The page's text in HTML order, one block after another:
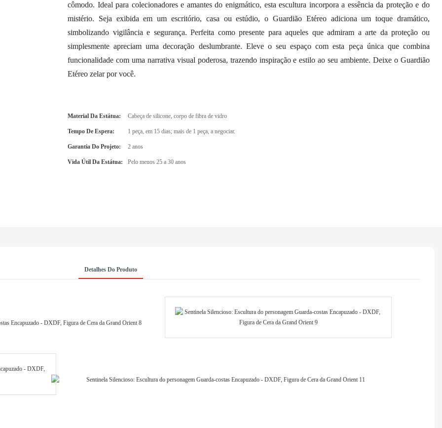
cômodo. Ideal para colecionadores e amantes do enigmático, esta escultura incorpora a essência da proteção e do
mistério. Seja exibida em um escritório, casa ou estúdio, o Guardião Etéreo adiciona um toque dramático,
simbolizando vigilância e segurança. Perfeita como presente para aqueles que admiram a arte da proteção ou
simplesmente apreciam uma decoração deslumbrante. Eleve o seu espaço com esta peça única que combina
funcionalidade com uma narrativa visual poderosa, trazendo inspiração e estilo ao seu ambiente. Deixe o Guardião
Etéreo zelar por você.
Material Da Estátua: Cabeça de silicone, corpo de fibra de vidro
Tempo De Espera: 1 peça, em 15 dias; mais de 1 peça, a negociar.
Garantia Do Projeto: 2 anos
Vida Útil Da Estátua: Pelo menos 25 a 30 anos
Detalhes Do Produto